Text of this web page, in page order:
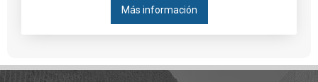
Más información
Pié